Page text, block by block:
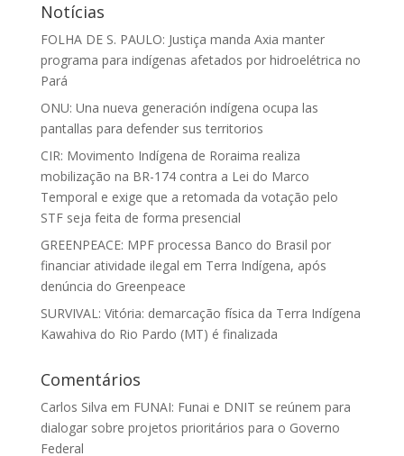
Notícias
FOLHA DE S. PAULO: Justiça manda Axia manter
programa para indígenas afetados por hidroelétrica no
Pará
ONU: Una nueva generación indígena ocupa las
pantallas para defender sus territorios
CIR: Movimento Indígena de Roraima realiza
mobilização na BR-174 contra a Lei do Marco
Temporal e exige que a retomada da votação pelo
STF seja feita de forma presencial
GREENPEACE: MPF processa Banco do Brasil por
financiar atividade ilegal em Terra Indígena, após
denúncia do Greenpeace
SURVIVAL: Vitória: demarcação física da Terra Indígena
Kawahiva do Rio Pardo (MT) é finalizada
Comentários
Carlos Silva em FUNAI: Funai e DNIT se reúnem para
dialogar sobre projetos prioritários para o Governo
Federal